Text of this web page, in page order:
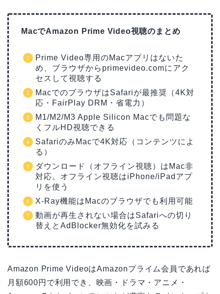
MacでAmazon Prime Video視聴のまとめ
Prime Video専用のMacアプリはないた
め、ブラウザからprimevideo.comにアク
セスして視聴する
MacでのブラウザはSafariが最推奨（4K対
応・FairPlay DRM・省電力）
M1/M2/M3 Apple Silicon Macでも問題な
くフルHD視聴できる
SafariのみMacで4K対応（コンテンツによ
る）
ダウンロード（オフライン視聴）はMac非
対応。オフライン視聴はiPhone/iPadアプ
リを使う
X-Ray機能はMacのブラウザでも利用可能
動画が再生されない場合はSafariへの切り
替えとAdBlocker無効化を試みる
Amazon Prime VideoはAmazonプライム会員であれば
月額600円で利用でき、映画・ドラマ・アニメ・